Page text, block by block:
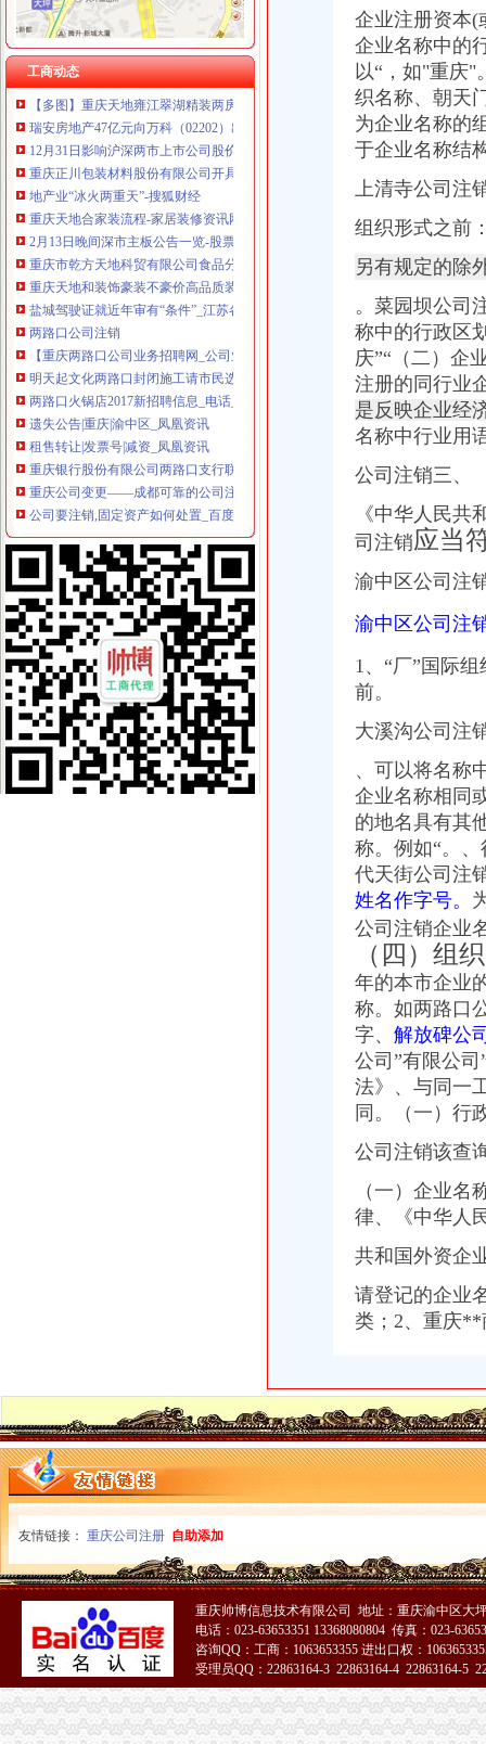
工商动态
【重庆市渝中区石油路街道虎头岩社区居民委员会】重庆市渝中区石油
渝中区虎头岩隧道口一汽车着火扑救及时未造员伤亡-华龙网html5版
重庆天地公司注销
【多图】重庆天地雍江翠湖精装两房户型方正视野无遮挡全新未住
瑞安房地产47亿元向万科（02202）出售重庆天地项目-汇金网
12月31日影响沪深两市上市公司股价公告速递-期指频道-金融界
重庆正川包装材料股份有限公司开具给福安业集团庆余堂制有
地产业“冰火两重天”-搜狐财经
重庆天地合家装流程-家居装修资讯网
2月13日晚间深市主板公告一览-股票频道-和讯网
重庆市乾方天地科贸有限公司食品分厂_【信用信息_诉讼信息_财务信
重庆天地和装饰豪装不豪价高品质装修决定品牌价值-直辖市重庆装饰
盐城驾驶证就近年审有“条件”_江苏各地_新闻_腾讯网
两路口公司注销
【重庆两路口公司业务招聘网_公司业务招聘信息】-重庆智联招聘
明天起文化两路口封闭施工请市民选择绕行-市场-常州乐居网
两路口火锅店2017新招聘信息_电话_地址-58企业名录
遗失公告|重庆|渝中区_凤凰资讯
租售转让|发票号|减资_凤凰资讯
重庆银行股份有限公司两路口支行联系方式_信用报告_工商信息-启信宝
重庆公司变更——成都可靠的公司注销哪里有_成都果岭创业投资管理
公司要注销,固定资产如何处置_百度知道
重庆加油站广告：重庆公司注销、发票、税务登记证等证件挂失登报-
衡市中级人民法院关于衡市蒸湘区两路口126号福康花苑201室（
大坪公司注销
广东省普宁市供销社集团大坪公司建材门市_【信用信息_诉讼信息_财
重庆大坪公司注销|重庆列表网
大坪注册公司图片_大坪工商注册图片-泉州易登网
【企业设立、年检、变更,改迁、注销、全方位服务】-渝中大坪易登网
【重庆大坪专项审计|专项审批|工商专项审批】-重庆赶集网
【重庆大坪企业文化招聘网_企业文化招聘信息】-重庆智联招聘
广州大坪企业管理咨询有限公司业-广州58同城
提供重庆工商代办公司公司注销代理记账服务
租售转让|公司|重庆|有限_新浪新闻
瀚江新材：关于注销成都瀚江新型建筑材料有限公司重庆分公司的公告
可上门签约_重庆公司注册_代办公司_代理工商注册登记_分公司_个体
同舟集团的无耻不要脸与西政校领导的冷漠不作为_重庆_天涯论坛_天
重庆渝中区会计从业资格通过率高的会计培训哪家好免费试-报名在线
明家科技：北京国枫律师事务所关于公司发行股份及支付现金购买资产
商事制度改革释放市场活力两年多来重庆新设立市场主体77.71万户
因争议之行政行为致相对人的企业名称被撤销,相对人仍具备提起行政
重庆财务章遗失登报公章准刻证遗失登报办理流程_客集齐网
虚构募公司还配备诈骗指南23人团伙骗809万_新浪重庆新闻_新浪重
渝商事制度改革释放活力新设市场主体77.71万户_重庆频道_凤凰网
高院肖峰法官家授权本公号以案析法：非持股关联公司之间公司人
重庆公告遗失刊登服务网——2013.5.16.重庆资格证遗失登报、重庆营
重庆三峡水利电力(集团)股份有限公司公告(系列)|公司|股东大会|
重庆住房公积金缴存单位账户注销办理流程是怎样的？-家居装修互动
昆明建筑施工总承包资质办理机构,希骏用心服务-专项服务-深圳酷易
企业通信管理厂家_企业通信管理厂家/公司-阿里巴巴公司黄页
【如何注销公司代办费用多少注销公司代办】-闵行浦江易登网
广州公司注册代理_代理记账公司_广州代理出口退税_代办进出口权_
【58同城】南通公司注销服务_公司注销代理_公司注销费用
快速注销公司新公司快速注销【工商吧】_百度贴吧
海口公司注册,海口注册公司,海口公司注销,海口注销公司,海
公司注销后可否继续执行-中华律师网
办理亦庄公司注销-须知网
渝中区虎头岩
重庆出售：渝中区虎头岩转盘火锅一条街门面出售-重庆爱问分类
渝中区虎头岩转盘改造工程下月完工-搜狐滚动
期待渝中区为虎头岩健身步道（山城公园）修一个厕所-重庆网络
重庆渝中区虎头岩---重庆九滨路（黄杨路24号）大鼎世纪滨江,鹅公
渝中区虎头岩转盘改造工程下月完工--时政--人民网
渝中区虎头岩转盘改造工程下月完工_房产资讯-黔江房天下
渝中区虎头岩总部城施工放致楼体破损-重庆网络问政平台
企业注册资本(
企业名称中的
以“，如"重庆"
织名称、 朝天
为企业名称的
于企业名称结
上清寺公司注
组织形式之前
另有规定的除
。 菜园坝公司
称中的行政区
庆”“（二）企
注册的同行业
是反映企业经
名称中行业用
公司注销三、
《中华人民共
司注销应当
渝中区公司注
渝中区公司注
1、“厂”国际
前。
大溪沟公司注
、可以将名称
企业名称相同
的地名具有其
称。例如“。
代天街公司注
姓名作字号。
公司注销企业
（四）组
年的本市企业
称。如两路口
字、 解放碑公
公司”有限公
法》、与同一
同。（一）行
公司注销该查
（一）企业
律、《中华人
共和国外资企
请登记的企业
类；2、重庆**
友情链接： 重庆公司注册 自助添加
重庆帅博信息技术有限公司 地址：重庆渝中区大
电话：023-63653351 13368080804 传真：023-
咨询QQ：工商：1063653355 进出口权：
受理员QQ：22863164-3 22863164-4 22863164-5
51La